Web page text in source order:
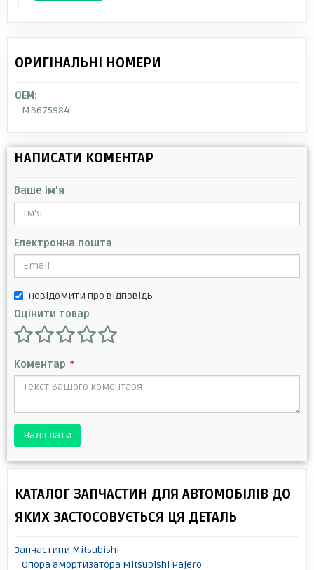
ОРИГІНАЛЬНІ НОМЕРИ
OEM:
MB675984
НАПИСАТИ КОМЕНТАР
Ваше ім'я
Електронна пошта
Повідомити про відповідь
Оцінити товар
Коментар *
Надіслати
КАТАЛОГ ЗАПЧАСТИН ДЛЯ АВТОМОБІЛІВ ДО
ЯКИХ ЗАСТОСОВУЄТЬСЯ ЦЯ ДЕТАЛЬ
Запчастини Mitsubishi
Опора амортизатора Mitsubishi Pajero